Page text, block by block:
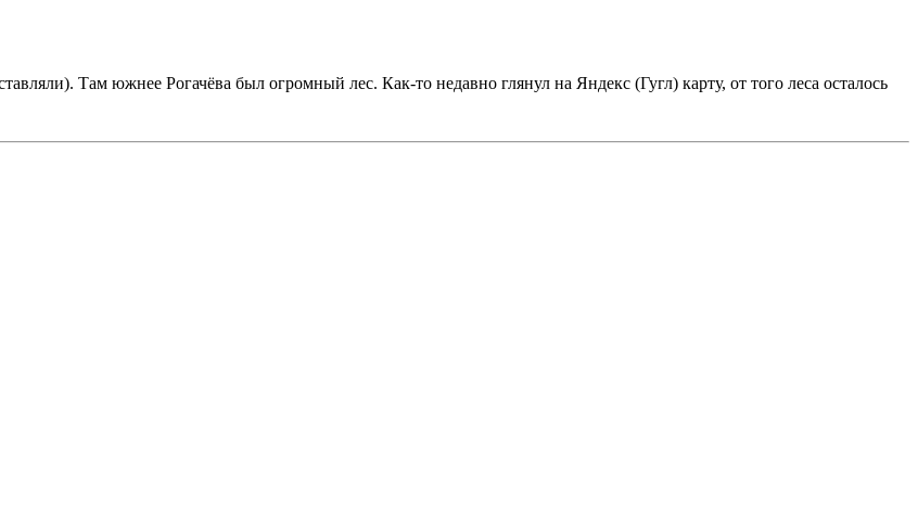
Там южнее Рогачёва был огромный лес. Как-то недавно глянул на Яндекс (Гугл) карту, от того леса осталось